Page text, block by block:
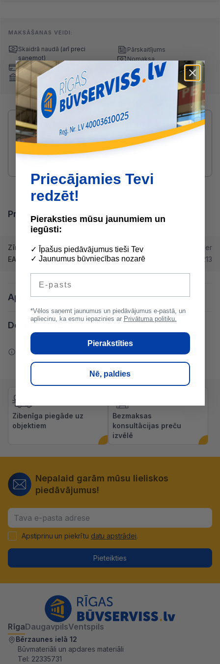
MAKSĀŠANAS VEIDI:
Skaidrā naudā (arī preci
saņemot)
Maksājumu kartes
Internetbankas
Pārskaitījums
Nomaksa
Radušies jautājumi par produktu?
SAZINIES AR DRUVIS:
2233 5731
druvis@buvserviss.lv
Produkta īpašības
Zīmols
Nexler
EAN
5903874204213
Apraksts
Dokumentācija
Ziņot par kļūdu saturā
Zibenīga piegāde uz
objektiem
Bezmaksas
konsultācijas preču
izvēlē
Nepalaid garām mūsu lieliskos
piedāvājumus!
Apstiprinu un piekrītu datu apstrādei.
Pieteikties
RīgaDaugavpilsVentspils
Bērzaunes ielā 12
Būvmateriāli un apdares materiāli
Tel: 22335731
Priecājamies Tevi
redzēt!
Pieraksties mūsu jaunumiem un
iegūsti:
✓ Īpašus piedāvājumus tieši Tev
✓ Jaunumus būvniecības nozarē
*Vēlos saņemt jaunumus un piedāvājumus e-pastā, un
apliecinu, ka esmu iepazinies ar Privātuma politiku.
Pierakstīties
Nē, paldies